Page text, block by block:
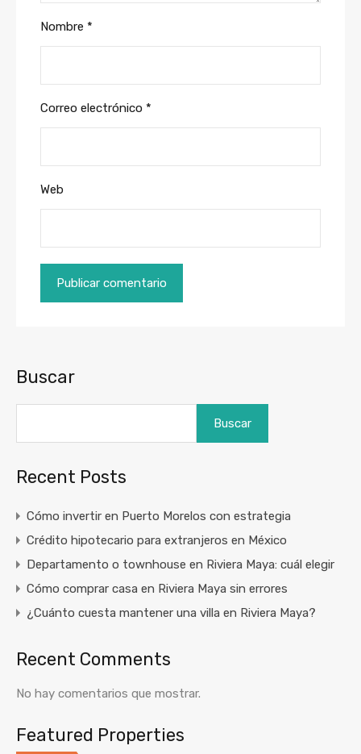
Nombre *
Correo electrónico *
Web
Buscar
Buscar
Recent Posts
Cómo invertir en Puerto Morelos con estrategia
Crédito hipotecario para extranjeros en México
Departamento o townhouse en Riviera Maya: cuál elegir
Cómo comprar casa en Riviera Maya sin errores
¿Cuánto cuesta mantener una villa en Riviera Maya?
Recent Comments
No hay comentarios que mostrar.
Featured Properties